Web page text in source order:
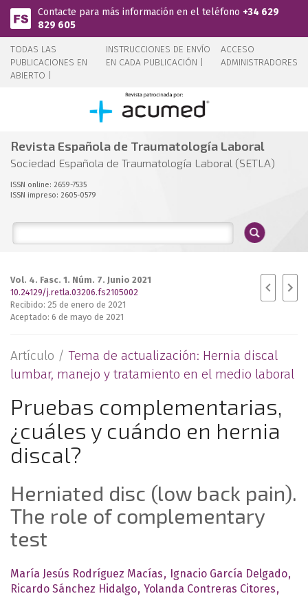
Pasar al contenido principal
Contacte para más información en el teléfono +34 629
829 605
TODAS LAS
PUBLICACIONES EN
ABIERTO |
INSTRUCCIONES DE ENVÍO
EN CADA PUBLICACIÓN |
ACCESO
ADMINISTRADORES
Revista Española de Traumatología Laboral
Sociedad Española de Traumatología Laboral (SETLA)
ISSN online: 2659-7535
ISSN impreso: 2605-0579
Vol. 4. Fasc. 1. Núm. 7. Junio 2021
10.24129/j.retla.03206.fs2105002
Recibido: 25 de enero de 2021
Aceptado: 6 de mayo de 2021
Artículo / Tema de actualización: Hernia discal
lumbar, manejo y tratamiento en el medio laboral
Pruebas complementarias,
¿cuáles y cuándo en hernia
discal?
Herniated disc (low back pain).
The role of complementary
test
María Jesús Rodríguez Macías
Ignacio García Delgado
Ricardo Sánchez Hidalgo Yolanda Contreras Citores